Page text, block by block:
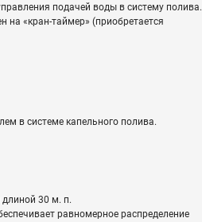
подачей воды в систему полива.
на «кран-таймер» (приобретается
в системе капельного полива.
30 м. п.
равномерное распределение